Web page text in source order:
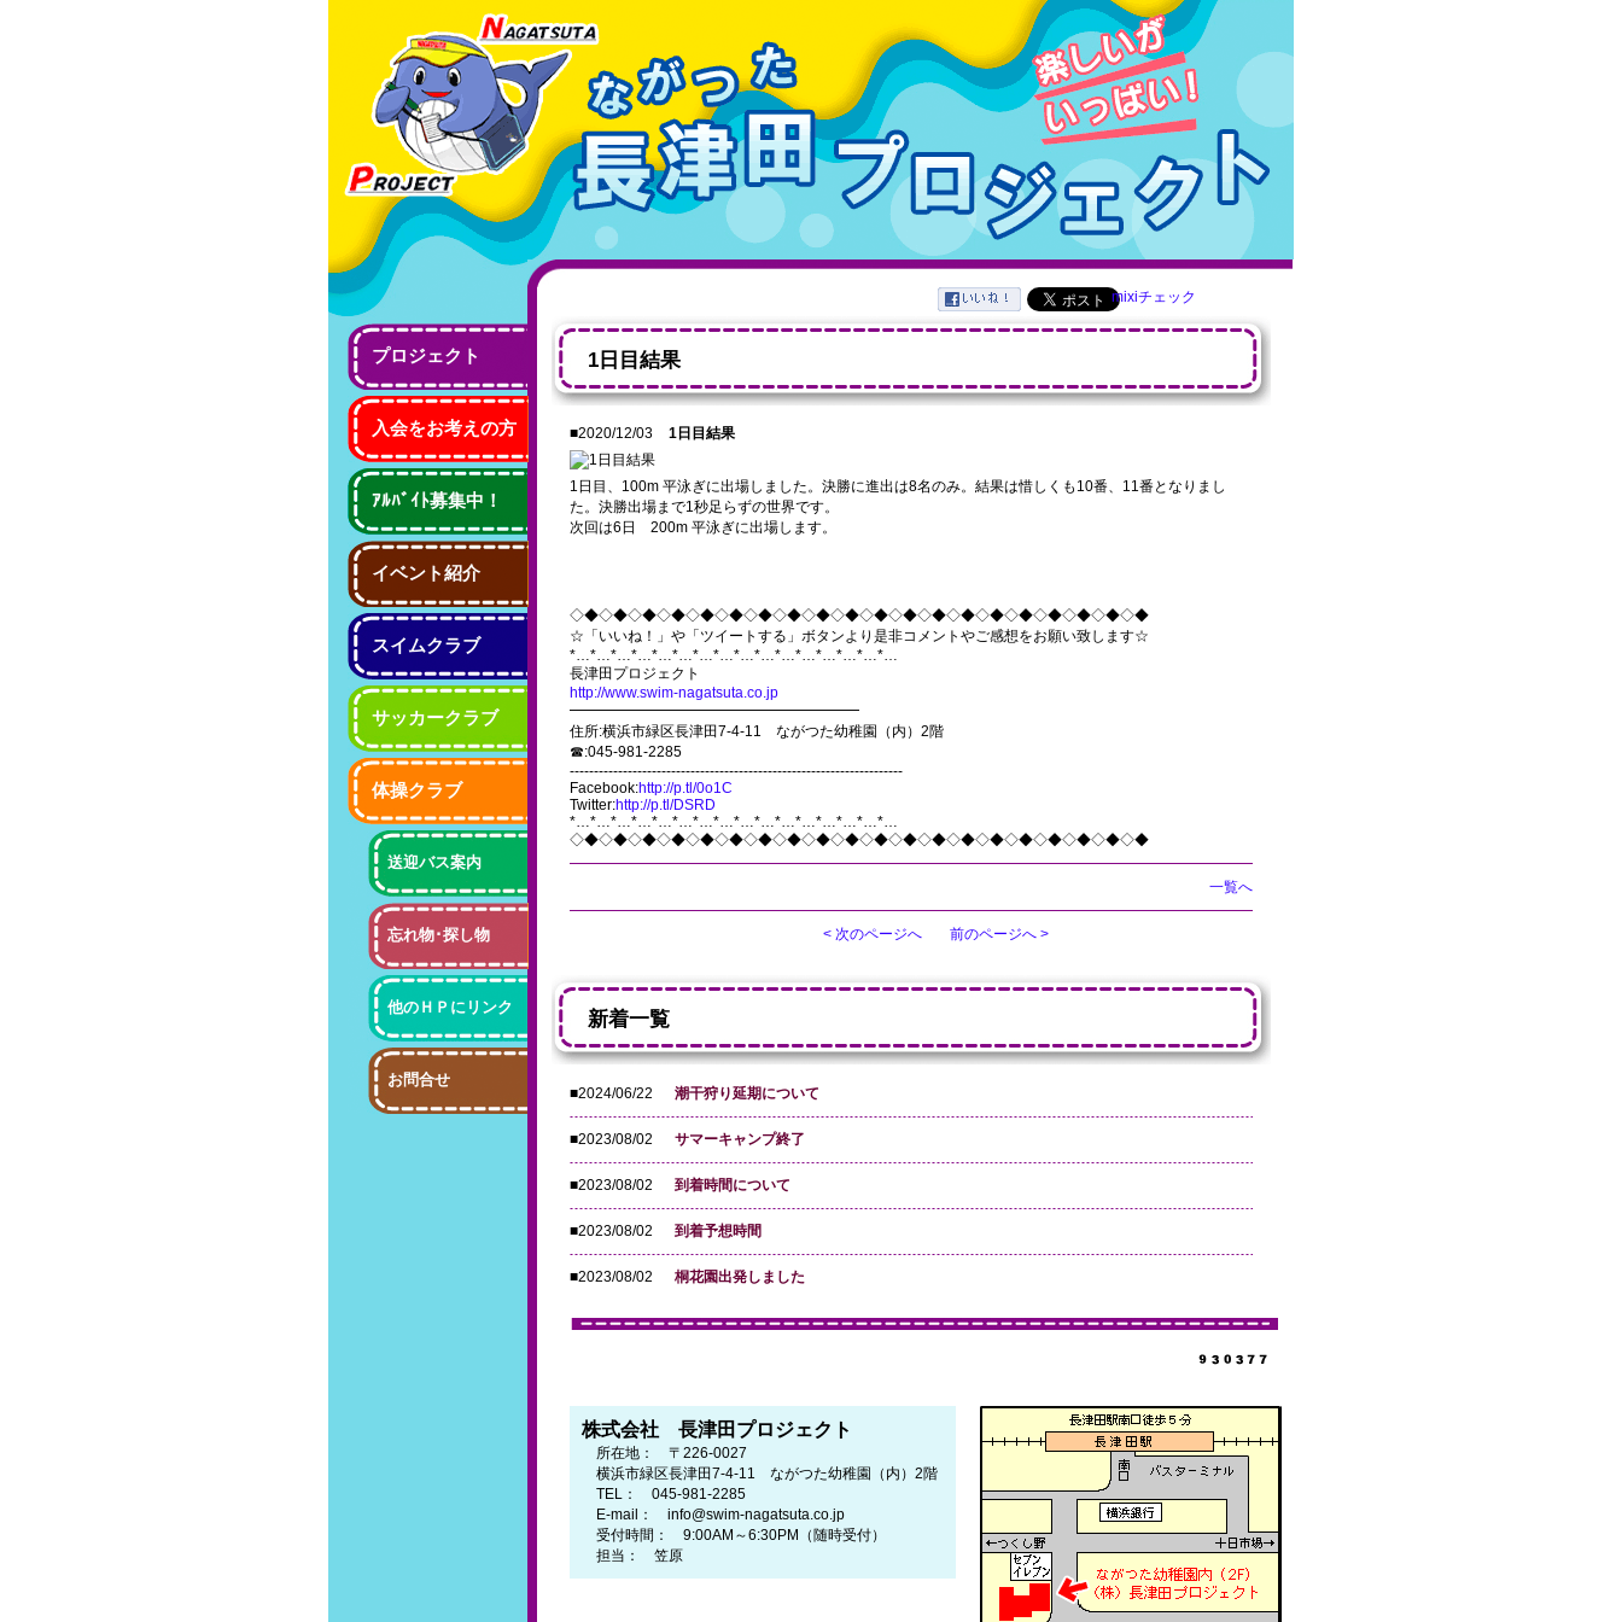
mixiチェック
1日目結果
■2020/12/03 1日目結果
1日目、100m 平泳ぎに出場しました。決勝に進出は8名のみ。結果は惜しくも10番、11番となりまし
た。決勝出場まで1秒足らずの世界です。
次回は6日 200m 平泳ぎに出場します。
◇◆◇◆◇◆◇◆◇◆◇◆◇◆◇◆◇◆◇◆◇◆◇◆◇◆◇◆◇◆◇◆◇◆◇◆◇◆◇◆
☆「いいね！」や「ツイートする」ボタンより是非コメントやご感想をお願い致します☆
*…*…*…*…*…*…*…*…*…*…*…*…*…*…*…*…
長津田プロジェクト
http://www.swim-nagatsuta.co.jp
━━━━━━━━━━━━━━━━━━━━
住所:横浜市緑区長津田7-4-11 ながつた幼稚園（内）2階
☎:045-981-2285
---------------------------------------------------------------------
Facebook:http://p.tl/0o1C
Twitter:http://p.tl/DSRD
*…*…*…*…*…*…*…*…*…*…*…*…*…*…*…*…
◇◆◇◆◇◆◇◆◇◆◇◆◇◆◇◆◇◆◇◆◇◆◇◆◇◆◇◆◇◆◇◆◇◆◇◆◇◆◇◆
一覧へ
< 次のページへ 前のページへ >
新着一覧
■2024/06/22 潮干狩り延期について
■2023/08/02 サマーキャンプ終了
■2023/08/02 到着時間について
■2023/08/02 到着予想時間
■2023/08/02 桐花園出発しました
株式会社 長津田プロジェクト
所在地： 〒226-0027
横浜市緑区長津田7-4-11 ながつた幼稚園（内）2階
TEL： 045-981-2285
E-mail： info@swim-nagatsuta.co.jp
受付時間： 9:00AM～6:30PM（随時受付）
担当： 笠原
プロジェクト
入会をお考えの方
ｱﾙﾊﾞｲﾄ募集中！
イベント紹介
スイムクラブ
サッカークラブ
体操クラブ
送迎バス案内
忘れ物･探し物
他のＨＰにリンク
お問合せ